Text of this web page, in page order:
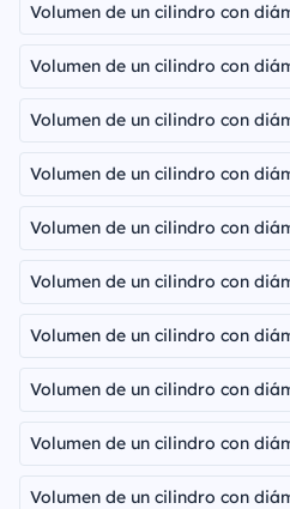
Volumen de un cilindro con
Volumen de un cilindro con
Volumen de un cilindro con
Volumen de un cilindro con
Volumen de un cilindro con
Volumen de un cilindro con
Volumen de un cilindro con
Volumen de un cilindro con
Volumen de un cilindro con
Volumen de un cilindro con